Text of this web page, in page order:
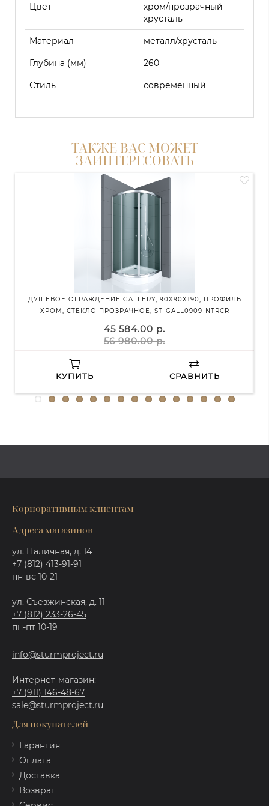
Цвет
хром/прозрачный
хрусталь
Материал металл/хрусталь
Глубина (мм) 260
Стиль современный
ТАКЖЕ ВАС МОЖЕТ
ЗАИНТЕРЕСОВАТЬ
ДУШЕВОЕ ОГРАЖДЕНИЕ GALLERY, 90X90X190, ПРОФИЛЬ
ХРОМ, СТЕКЛО ПРОЗРАЧНОЕ, ST-GALL0909-NTRCR
45 584.00 р.
56 980.00 р.
КУПИТЬ СРАВНИТЬ
Корпоративным клиентам
Адреса магазинов
ул. Наличная, д. 14
+7 (812) 413-91-91
пн-вс 10-21
ул. Съезжинская, д. 11
+7 (812) 233-26-45
пн-пт 10-19
info@sturmproject.ru
Интернет-магазин:
+7 (911) 146-48-67
sale@sturmproject.ru
Для покупателей
Гарантия
Оплата
Доставка
Возврат